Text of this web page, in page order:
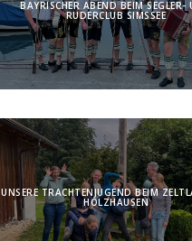
BAYRISCHER ABEND BEIM SEGLER-
RUDERCLUB SIMSSEE
UNSERE TRACHTENJUGEND BEIM
HOLZHAUSEN